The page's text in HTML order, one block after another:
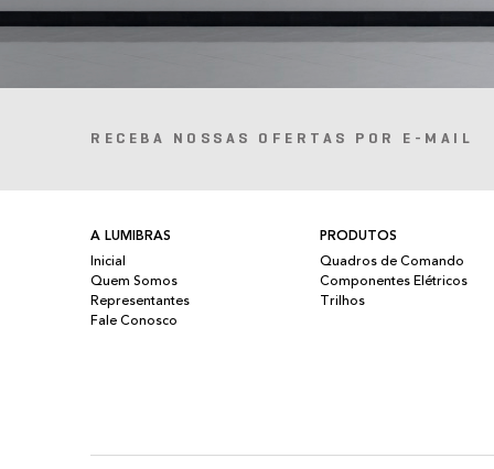
RECEBA NOSSAS OFERTAS POR E-MAIL
A LUMIBRAS
Inicial
Quem Somos
Representantes
Fale Conosco
PRODUTOS
Quadros de Comando
Componentes Elétricos
Trilhos